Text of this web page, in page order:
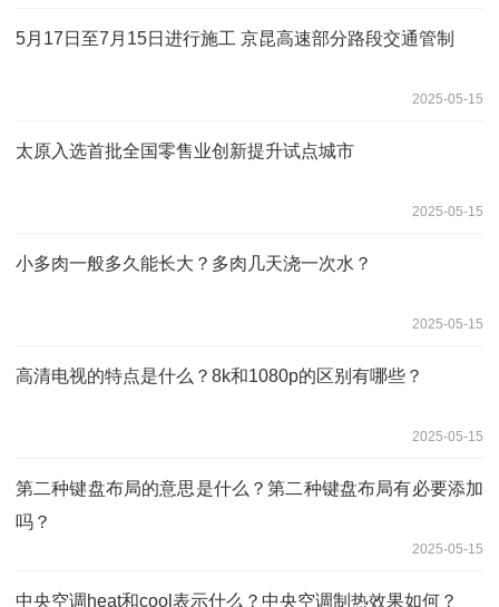
5月17日至7月15日进行施工 京昆高速部分路段交通管制
2025-05-15
太原入选首批全国零售业创新提升试点城市
2025-05-15
小多肉一般多久能长大？多肉几天浇一次水？
2025-05-15
高清电视的特点是什么？8k和1080p的区别有哪些？
2025-05-15
第二种键盘布局的意思是什么？第二种键盘布局有必要添加
吗？
2025-05-15
中央空调heat和cool表示什么？中央空调制热效果如何？